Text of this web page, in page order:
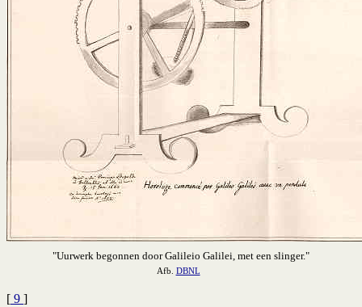
"Uurwerk begonnen door Galileio Galilei, met een slinger."
Afb. DBNL
[ 9 ]